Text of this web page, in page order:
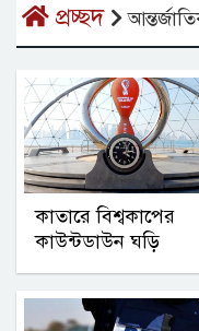
প্রচ্ছদ
কাতারে বিশ্বকাপের
কাউন্টডাউন ঘড়ি